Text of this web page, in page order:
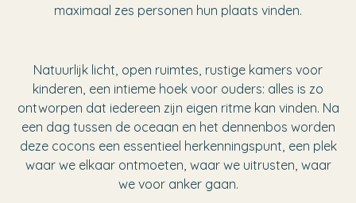
maximaal zes personen hun plaats vinden.
Natuurlijk licht, open ruimtes, rustige kamers voor
kinderen, een intieme hoek voor ouders: alles is zo
ontworpen dat iedereen zijn eigen ritme kan vinden. Na
een dag tussen de oceaan en het dennenbos worden
deze cocons een essentieel herkenningspunt, een plek
waar we elkaar ontmoeten, waar we uitrusten, waar
we voor anker gaan.